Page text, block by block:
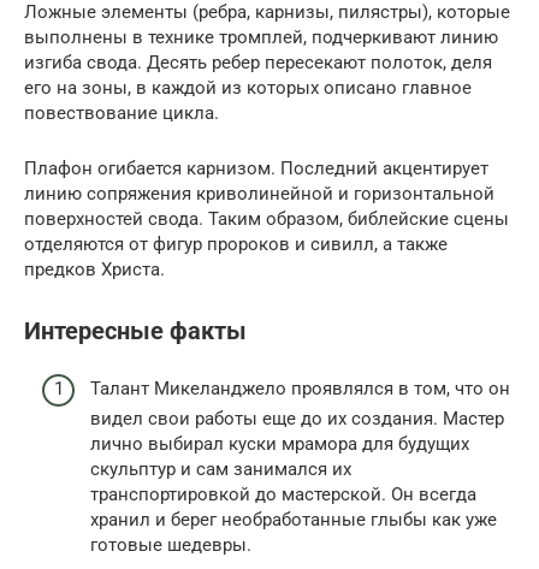
Ложные элементы (ребра, карнизы, пилястры), которые
выполнены в технике тромплей, подчеркивают линию
изгиба свода. Десять ребер пересекают полоток, деля
его на зоны, в каждой из которых описано главное
повествование цикла.
Плафон огибается карнизом. Последний акцентирует
линию сопряжения криволинейной и горизонтальной
поверхностей свода. Таким образом, библейские сцены
отделяются от фигур пророков и сивилл, а также
предков Христа.
Интересные факты
Талант Микеланджело проявлялся в том, что он
видел свои работы еще до их создания. Мастер
лично выбирал куски мрамора для будущих
скульптур и сам занимался их
транспортировкой до мастерской. Он всегда
хранил и берег необработанные глыбы как уже
готовые шедевры.